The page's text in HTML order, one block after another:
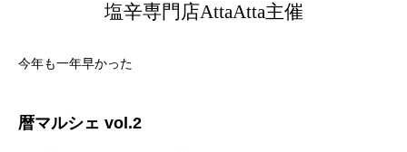
塩辛専門店AttaAtta主催
今年も一年早かった
暦マルシェ vol.2